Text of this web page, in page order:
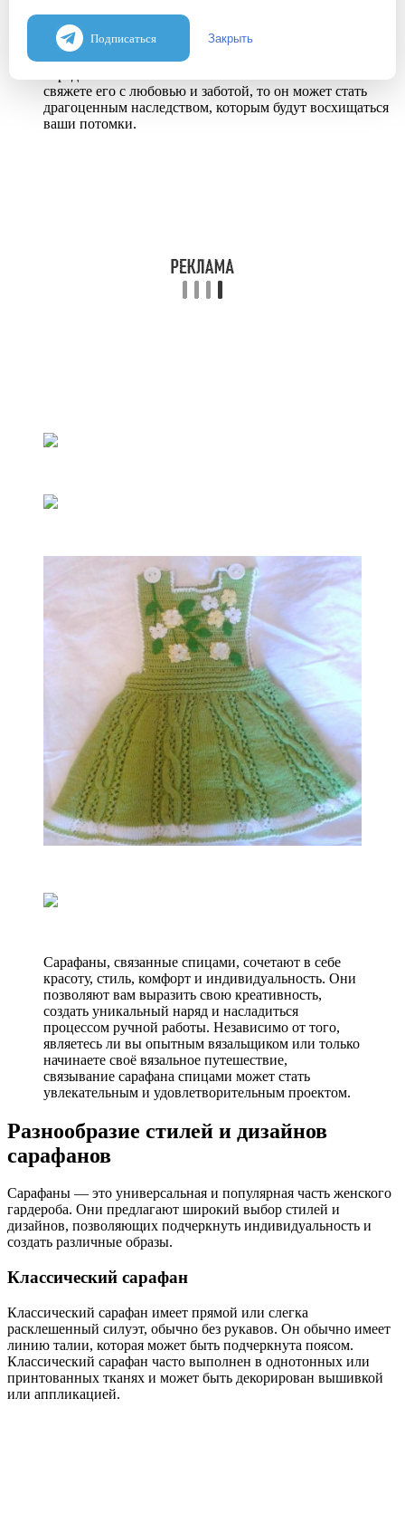
производимых изделий.
Возможность создания наследия: Сарафан, связанный
спицами, может стать настоящим наследием,
свяжете его с любовью и заботой, то он может стать
драгоценным наследством, которым будут восхищаться
ваши потомки.
Сарафаны, связанные спицами, сочетают в себе
красоту, стиль, комфорт и индивидуальность. Они
позволяют вам выразить свою креативность,
создать уникальный наряд и насладиться
процессом ручной работы. Независимо от того,
являетесь ли вы опытным вязальщиком или только
начинаете своё вязальное путешествие,
связывание сарафана спицами может стать
увлекательным и удовлетворительным проектом.
Разнообразие стилей и дизайнов
сарафанов
Сарафаны — это универсальная и популярная часть женского
гардероба. Они предлагают широкий выбор стилей и
дизайнов, позволяющих подчеркнуть индивидуальность и
создать различные образы.
Классический сарафан
Классический сарафан имеет прямой или слегка
расклешенный силуэт, обычно без рукавов. Он обычно имеет
линию талии, которая может быть подчеркнута поясом.
Классический сарафан часто выполнен в однотонных или
принтованных тканях и может быть декорирован вышивкой
или аппликацией.
Подписаться Закрыть